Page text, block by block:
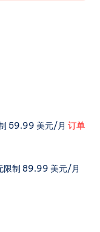
59.99 美元/月 订单
限制 89.99 美元/月